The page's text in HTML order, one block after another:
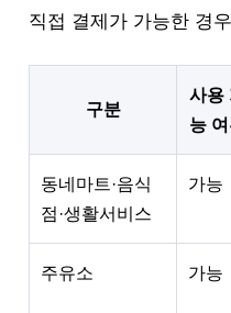
직접 결제가 가능한 경
구분
사용
능
동네마트·음식
점·생활서비스
가능
주유소 가능